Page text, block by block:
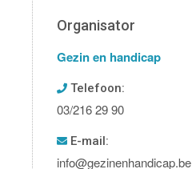
Organisator
Gezin en handicap
Telefoon:
03/216 29 90
E-mail:
info@gezinenhandicap.be